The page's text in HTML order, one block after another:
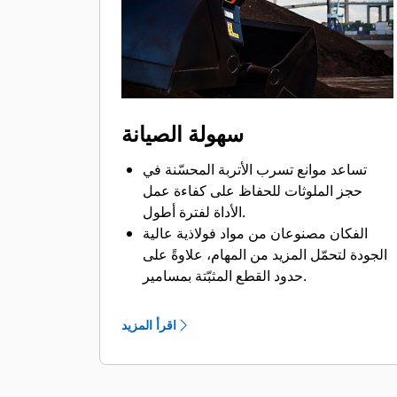
Bluetooth في الماكينة أو تطبيق Cat على
هاتفك بتحديد موضع الجهاز أوتوماتيكيًا.
ومن خلال الاستفادة من نظام Cat Payload
للحفارات، يمكن تحقيق الأحمال المستهدفة
بدقة وزيادة كفاءة التحميل بفضل إمكانية
الوزن أثناء الحركة والتقدير الآني للحمولة
ماكينات Cat مبرمجة مسبقًا بإعدادات الأداء
المثالية للكلاَّب لزيادة توافق الماكينة
سهولة الصيانة
تساعد موانع تسرب الأتربة المحسّنة في
حجز الملوثات للحفاظ على كفاءة عمل
الأداة لفترة أطول.
الفكان مصنوعان من مواد فولاذية عالية
الجودة لتحمّل المزيد من المهام، علاوةً على
حدود القطع المثبّتة بمسامير.
إلى كل نقاط التشحيم واللوحات القابلة
اقرأ المزيد